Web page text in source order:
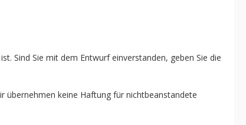
Sind Sie mit dem Entwurf einverstanden, geben Sie die
übernehmen keine Haftung für nichtbeanstandete